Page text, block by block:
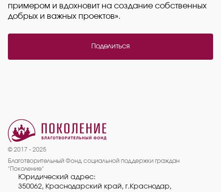
примером и вдохновит на создание собственных
добрых и важных проектов».
Поделиться
© 2017 - 2025
Благотворительный Фонд социальной поддержки граждан
"Поколение"
Юридический адрес:
350062, Краснодарский край, г.Краснодар,